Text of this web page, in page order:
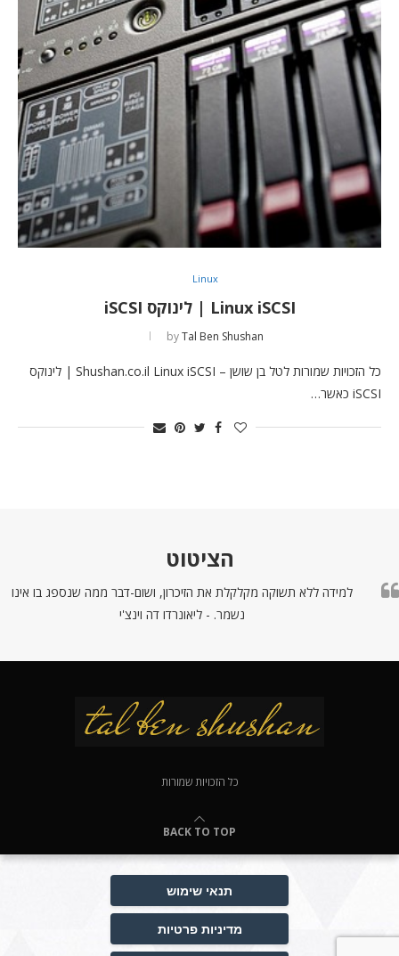
Linux
Linux iSCSI | לינוקס iSCSI
byTal Ben Shushan
כל הזכויות שמורות לטל בן שושן – Shushan.co.il Linux iSCSI | לינוקס
iSCSI כאשר…
הציטוט
למידה ללא תשוקה מקלקלת את הזיכרון, ושום-דבר ממה שנספג בו אינו
נשמר. - ליאונרדו דה וינצ'י
כל הזכויות שמורות
BACK TO TOP
תנאי שימוש
מדיניות פרטיות